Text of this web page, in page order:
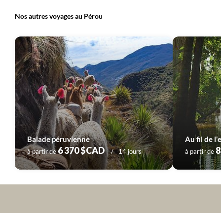
Nos autres voyages au Pérou
Balade péruvienne
à partir de 6 370 $CAD 14 jours
Au fil de
à partir de